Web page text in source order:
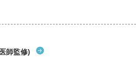
師監修)